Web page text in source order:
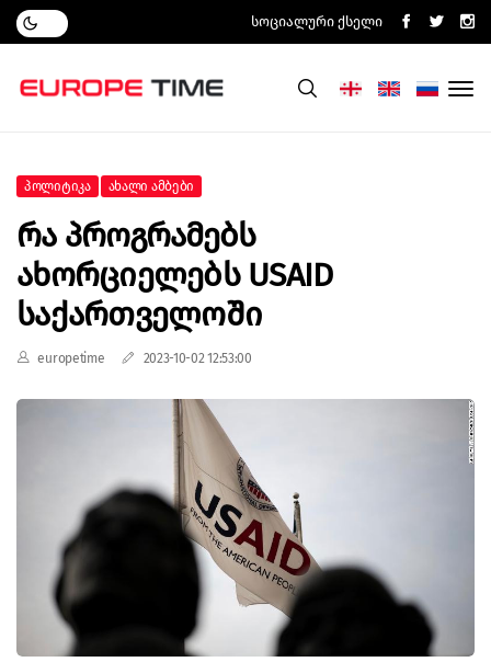
Სოციალური Ქსელი
Პოლიტიკა Ახალი Ამბები
Რა Პროგრამებს
Ახორციელებს USAID
Საქართველოში
europetime 2023-10-02 12:53:00